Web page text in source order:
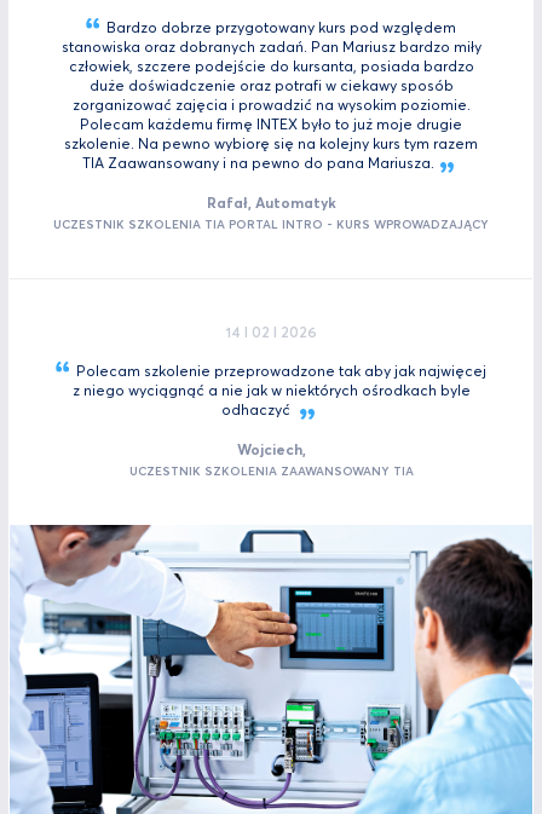
Bardzo dobrze przygotowany kurs pod względem
stanowiska oraz dobranych zadań. Pan Mariusz bardzo miły
człowiek, szczere podejście do kursanta, posiada bardzo
duże doświadczenie oraz potrafi w ciekawy sposób
zorganizować zajęcia i prowadzić na wysokim poziomie.
Polecam każdemu firmę INTEX było to już moje drugie
szkolenie. Na pewno wybiorę się na kolejny kurs tym razem
TIA Zaawansowany i na pewno do pana Mariusza.
Rafał, Automatyk
UCZESTNIK SZKOLENIA TIA PORTAL INTRO - KURS WPROWADZAJĄCY
14 I 02 I 2026
Polecam szkolenie przeprowadzone tak aby jak najwięcej
z niego wyciągnąć a nie jak w niektórych ośrodkach byle
odhaczyć
Wojciech,
UCZESTNIK SZKOLENIA ZAAWANSOWANY TIA